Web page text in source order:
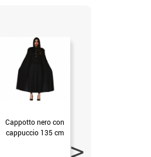
Cappotto nero con
cappuccio 135 cm